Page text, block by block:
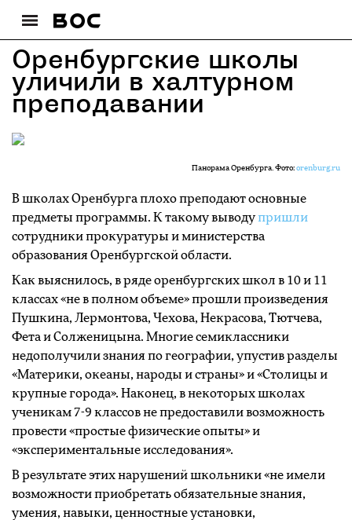
Оренбургские школы
уличили в халтурном
преподавании
Панорама Оренбурга. Фото: orenburg.ru
В школах Оренбурга плохо преподают основные
предметы программы. К такому выводупришли
сотрудники прокуратуры и министерства
образования Оренбургской области.
Как выяснилось, в ряде оренбургских школ в 10 и 11
классах «не в полном объеме» прошли произведения
Пушкина, Лермонтова, Чехова, Некрасова, Тютчева,
Фета и Солженицына. Многие семиклассники
недополучили знания по географии, упустив разделы
«Материки, океаны, народы и страны» и «Столицы и
крупные города». Наконец, в некоторых школах
ученикам 7-9 классов не предоставили возможность
провести «простые физические опыты» и
«экспериментальные исследования».
В результате этих нарушений школьники «не имели
возможности приобретать обязательные знания,
умения, навыки, ценностные установки,